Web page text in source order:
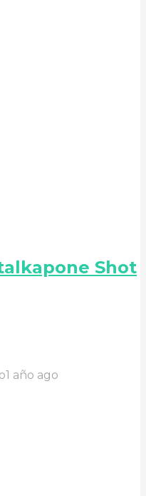
Shot
1 año ago